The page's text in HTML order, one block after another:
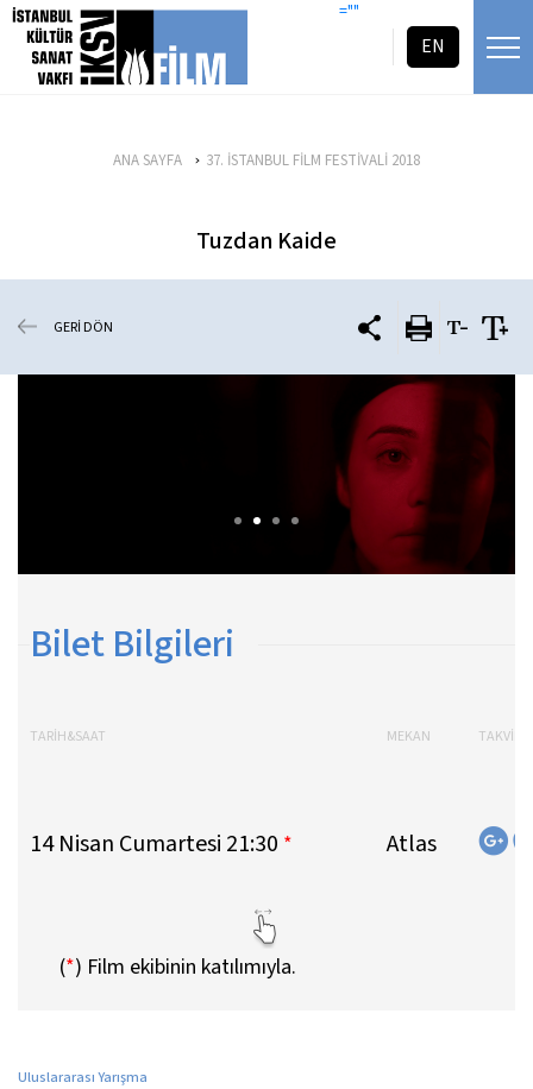
icerigi atla =""
EN
ANA SAYFA 37. İSTANBUL FİLM FESTİVALİ 2018
Tuzdan Kaide
GERİ DÖN
Bilet Bilgileri
TARİH&SAAT MEKAN
14 Nisan Cumartesi 21:30 * Atlas
(*) Film ekibinin katılımıyla.
Uluslararası Yarışma